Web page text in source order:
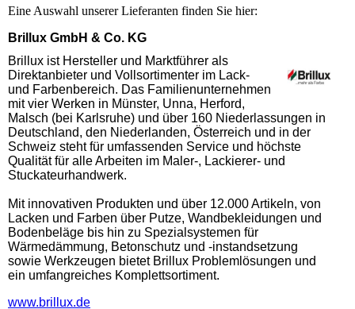
Eine Auswahl unserer Lieferanten finden Sie hier:
Brillux GmbH & Co. KG
Brillux ist Hersteller und Marktführer als
Direktanbieter und Vollsortimenter im Lack-
und Farbenbereich. Das Familienunternehmen
mit vier Werken in Münster, Unna, Herford,
Malsch (bei Karlsruhe) und über 160 Niederlassungen in
Deutschland, den Niederlanden, Österreich und in der
Schweiz steht für umfassenden Service und höchste
Qualität für alle Arbeiten im Maler-, Lackierer- und
Stuckateurhandwerk.
Mit innovativen Produkten und über 12.000 Artikeln, von
Lacken und Farben über Putze, Wandbekleidungen und
Bodenbeläge bis hin zu Spezialsystemen für
Wärmedämmung, Betonschutz und -instandsetzung
sowie Werkzeugen bietet Brillux Problemlösungen und
ein umfangreiches Komplettsortiment.
www.brillux.de